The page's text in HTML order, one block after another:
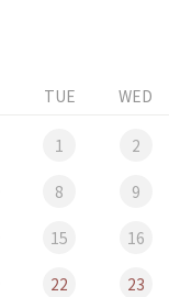
TUE WED
1 2
8 9
15 16
22 23